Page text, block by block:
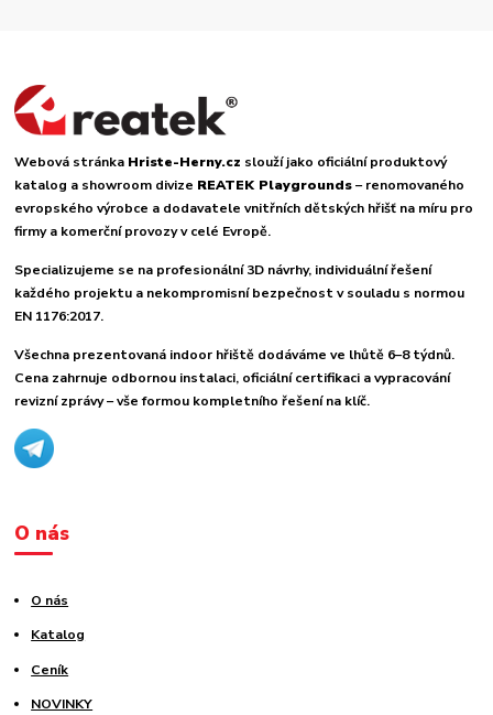
Webová stránka Hriste-Herny.cz slouží jako oficiální produktový
katalog a showroom divize REATEK Playgrounds– renomovaného
evropského výrobce a dodavatele vnitřních dětských hřišť na míru pro
firmy a komerční provozy v celé Evropě.
Specializujeme se na profesionální 3D návrhy, individuální řešení
každého projektu a nekompromisní bezpečnost v souladu s normou
EN 1176:2017.
Všechna prezentovaná indoor hřiště dodáváme ve lhůtě 6–8 týdnů.
Cena zahrnuje odbornou instalaci, oficiální certifikaci a vypracování
revizní zprávy – vše formou kompletního řešení na klíč.
O nás
O nás
Katalog
Ceník
NOVINKY